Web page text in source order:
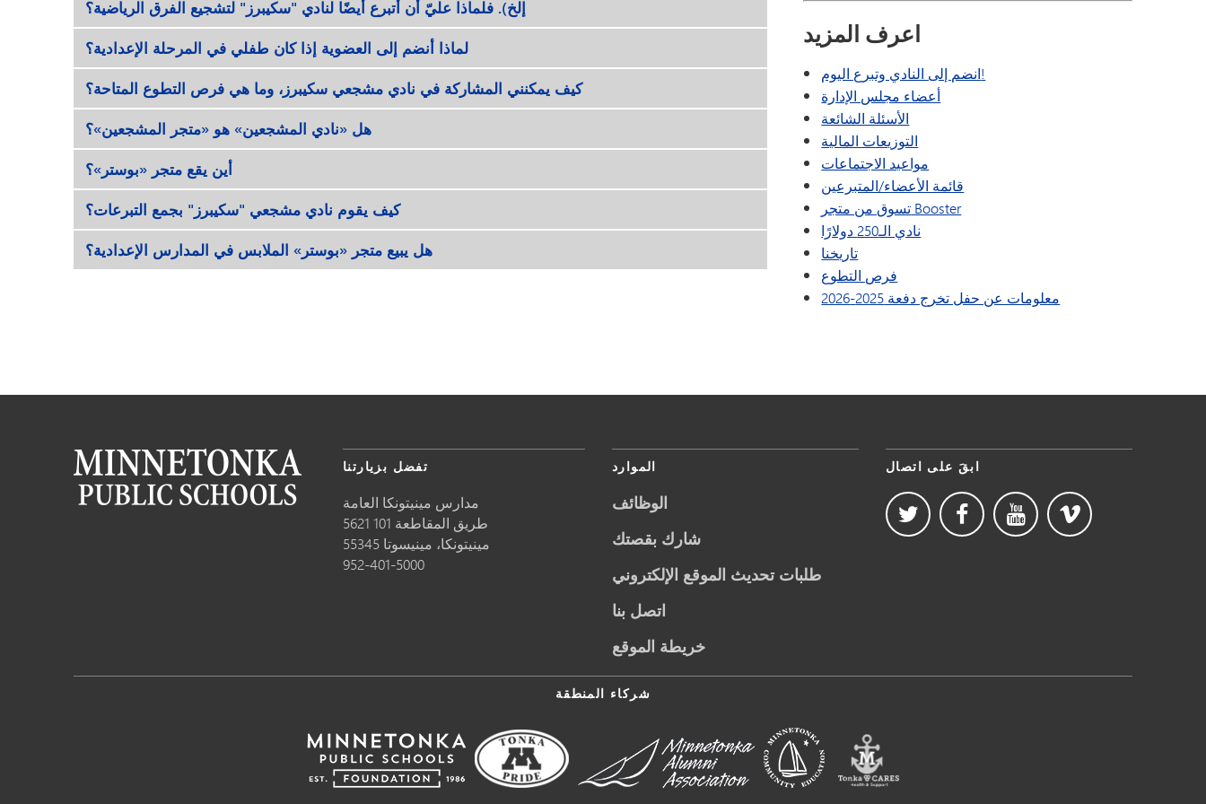
إلخ). فلماذا عليّ أن أتبرع أيضًا لنادي "سكيبرز" لتشجيع الفرق الرياضية؟
لماذا أنضم إلى العضوية إذا كان طفلي في المرحلة الإعدادية؟
كيف يمكنني المشاركة في نادي مشجعي سكيبرز، وما هي فرص التطوع المتاحة؟
هل «نادي المشجعين» هو «متجر المشجعين»؟
أين يقع متجر «بوستر»؟
كيف يقوم نادي مشجعي "سكيبرز" بجمع التبرعات؟
هل يبيع متجر «بوستر» الملابس في المدارس الإعدادية؟
اعرف المزيد
انضم إلى النادي وتبرع اليوم!
أعضاء مجلس الإدارة
الأسئلة الشائعة
التوزيعات المالية
مواعيد الاجتماعات
قائمة الأعضاء/المتبرعين
تسوق من متجر Booster
نادي الـ250 دولارًا
تاريخنا
فرص التطوع
معلومات عن حفل تخرج دفعة 2025-2026
تفضل بزيارتنا
مدارس مينيتونكا العامة
5621 طريق المقاطعة 101
مينيتونكا، مينيسوتا 55345
952-401-5000
الموارد
الوظائف
شارك بقصتك
طلبات تحديث الموقع الإلكتروني
اتصل بنا
خريطة الموقع
ابقَ على اتصال
شركاء المنطقة